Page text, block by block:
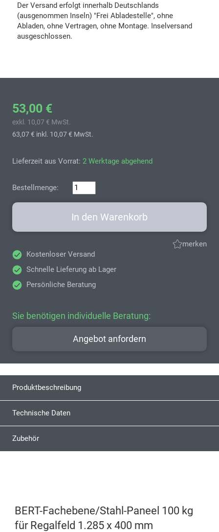
Der Versand erfolgt innerhalb Deutschlands
(ausgenommen Inseln) "Frei Abladestelle", ohne
Abladen, ohne Vertragen, ohne Montage. Inselversand
ausgeschlossen.
53,00 €
exkl. 10,07 € MwSt.
63,07 € inkl. 10,07 € MwSt.
Lieferzeit aus Vorrat: 2 Werktage abgehend
Bestellmenge:
In den Warenkorb
merken
Kostenloser Versand
Schnelle Lieferung ab Lager
Persönliche Beratung
Sie benötigen individuelle Beratung:
Angebot anfordern
Produktbeschreibung
Technische Daten
Zubehör
BERT-Fachebene/Stahl-Paneel 100 kg
für Regalfeld 1.285 x 400 mm